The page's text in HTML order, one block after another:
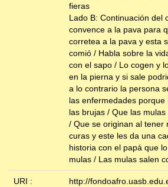
fieras
Lado B: Continuación del
convence a la pava para
corretea a la pava y esta
comió / Habla sobre la
con el sapo / Lo cogen y
en la pierna y si sale
a lo contrario la persona
las enfermedades
las brujas / Que las
/ Que se originan al tener
curas y este les da una
historia con el papá que
mulas / Las mulas salen
URI :
http://